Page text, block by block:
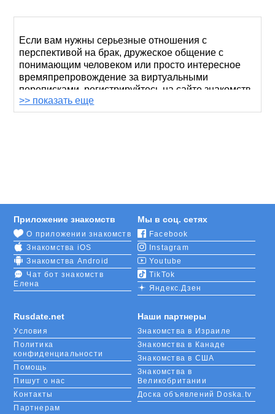
Если вам нужны серьезные отношения с
перспективой на брак, дружеское общение с
понимающим человеком или просто интересное
времяпрепровождение за виртуальными
переписками, регистрируйтесь на сайте знакомств
RusDate. Здесь каждый найдет для себя то, что ему
нужно. Возраст, национальность и даже семейное
Если никто не откликается на ваши сообщения,
возможно, дело в анкете. Она недостаточно
полноценная, людям не хватает информации.
Поучаствуйте в опросах, чтобы наполнить
страничку любопытными фактами из своей жизни.
На RusDate начинаются виртуальные знакомства в
встретившись по-настоящему. Живые эмоции
гораздо интереснее смайликов и красивых слов,
поэтому приглашайте своего нового знакомого в
ресторан Diem или на прогулку в парк 30-летия
ВЛКСМ.
>> показать еще
Rusdate.net
Условия
Политика
конфиденциальности
Помощь
Пишут о нас
Контакты
Партнерам
Приложение знакомств
О приложении знакомств
Знакомства iOS
Знакомства Android
Чат бот знакомств
Елена
Мы в соц. сетях
Facebook
Instagram
Youtube
TikTok
Яндекс.Дзен
Наши партнеры
Знакомства в Израиле
Знакомства в Канаде
Знакомства в США
Знакомства в
Великобритании
Доска объявлений Doska.tv